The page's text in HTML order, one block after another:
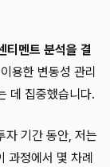
티멘트 분석을 결
용한 변동성 관리
데 집중했습니다.
기간 동안, 저는
과정에서 몇 차례